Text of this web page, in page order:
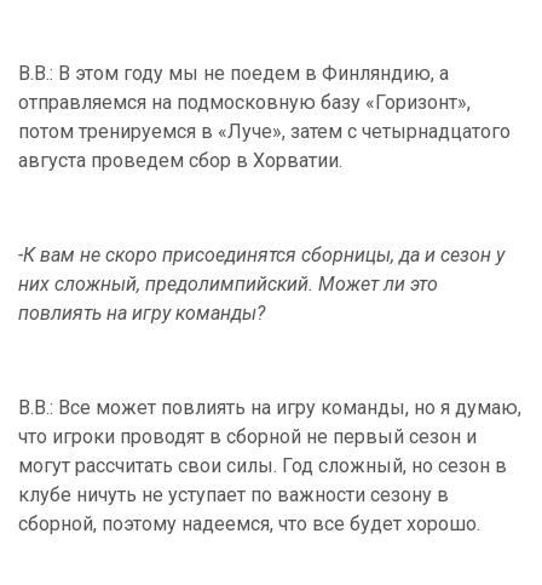
В.В.: В этом году мы не поедем в Финляндию, а
отправляемся на подмосковную базу «Горизонт»,
потом тренируемся в «Луче», затем с четырнадцатого
августа проведем сбор в Хорватии.
-К вам не скоро присоединятся сборницы, да и сезон у
них сложный, предолимпийский. Может ли это
повлиять на игру команды?
В.В.: Все может повлиять на игру команды, но я думаю,
что игроки проводят в сборной не первый сезон и
могут рассчитать свои силы. Год сложный, но сезон в
клубе ничуть не уступает по важности сезону в
сборной, поэтому надеемся, что все будет хорошо.